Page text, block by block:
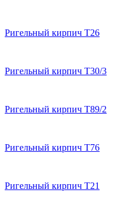
Ригельный кирпич T26
Ригельный кирпич T30/3
Ригельный кирпич T89/2
Ригельный кирпич T76
Ригельный кирпич T21